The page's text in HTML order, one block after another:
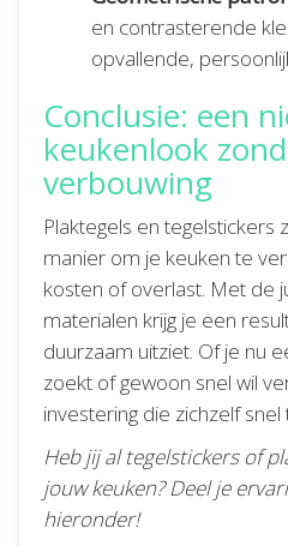
en contrasterende
opvallende,
Conclusie: een
keukenlook
verbouwing
Plaktegels en tegelstickers
manier om je keuken te
kosten of overlast. Met de
materialen krijg je een
duurzaam uitziet. Of je nu
zoekt of gewoon snel wil
investering die zichzelf
Heb jij al tegelstickers of
jouw keuken? Deel je
hieronder!